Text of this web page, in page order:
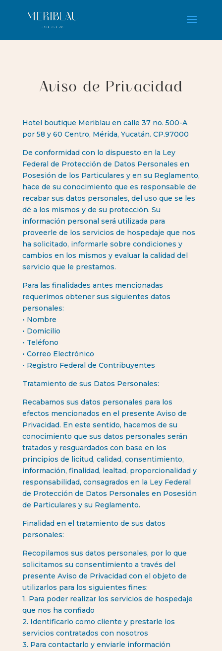
Aviso de Privacidad
Hotel boutique Meriblau en calle 37 no. 500-A
por 58 y 60 Centro, Mérida, Yucatán. CP.97000
De conformidad con lo dispuesto en la Ley
Federal de Protección de Datos Personales en
Posesión de los Particulares y en su Reglamento,
hace de su conocimiento que es responsable de
recabar sus datos personales, del uso que se les
dé a los mismos y de su protección. Su
información personal será utilizada para
proveerle de los servicios de hospedaje que nos
ha solicitado, informarle sobre condiciones y
cambios en los mismos y evaluar la calidad del
servicio que le prestamos.
Para las finalidades antes mencionadas
requerimos obtener sus siguientes datos
personales:
• Nombre
• Domicilio
• Teléfono
• Correo Electrónico
• Registro Federal de Contribuyentes
Tratamiento de sus Datos Personales:
Recabamos sus datos personales para los
efectos mencionados en el presente Aviso de
Privacidad. En este sentido, hacemos de su
conocimiento que sus datos personales serán
tratados y resguardados con base en los
principios de licitud, calidad, consentimiento,
información, finalidad, lealtad, proporcionalidad y
responsabilidad, consagrados en la Ley Federal
de Protección de Datos Personales en Posesión
de Particulares y su Reglamento.
Finalidad en el tratamiento de sus datos
personales:
Recopilamos sus datos personales, por lo que
solicitamos su consentimiento a través del
presente Aviso de Privacidad con el objeto de
utilizarlos para los siguientes fines:
1. Para poder realizar los servicios de hospedaje
que nos ha confiado
2. Identificarlo como cliente y prestarle los
servicios contratados con nosotros
3. Para contactarlo y enviarle información